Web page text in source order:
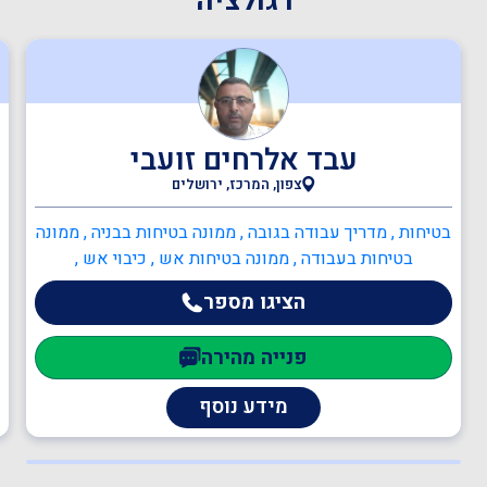
עבד אלרחים זועבי
צפון, המרכז, ירושלים
בטיחות , מדריך עבודה בגובה , ממונה בטיחות בבניה , ממונה
בטיחות בעבודה , ממונה בטיחות אש , כיבוי אש ,
כתיבה/עדכון תיק שטח , כתיבה/עדכון תיק מפעל , הקמה,
הכנה ותרגול צוותי חירום מפעליים , יועץ בטיחות אש ,
ממונה בטיחות אש , ענף הבנייה , עוזר בטיחות , מנהל
עבודה
הציגו מספר
פנייה מהירה
מידע נוסף